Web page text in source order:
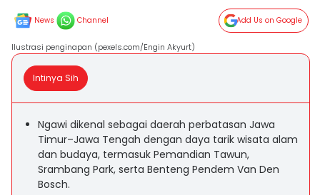
News Channel Add Us on Google
Ilustrasi penginapan (pexels.com/Engin Akyurt)
Intinya Sih
Ngawi dikenal sebagai daerah perbatasan Jawa
Timur–Jawa Tengah dengan daya tarik wisata alam
dan budaya, termasuk Pemandian Tawun,
Srambang Park, serta Benteng Pendem Van Den
Bosch.